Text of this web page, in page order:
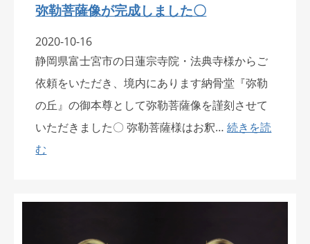
弥勒菩薩像が完成しました〇
2020-10-16
静岡県富士宮市の日蓮宗寺院・法典寺様からご
依頼をいただき、境内にあります納骨堂『弥勒
の丘』の御本尊として弥勒菩薩像を謹刻させて
いただきました〇 弥勒菩薩様はお釈…続きを読
む